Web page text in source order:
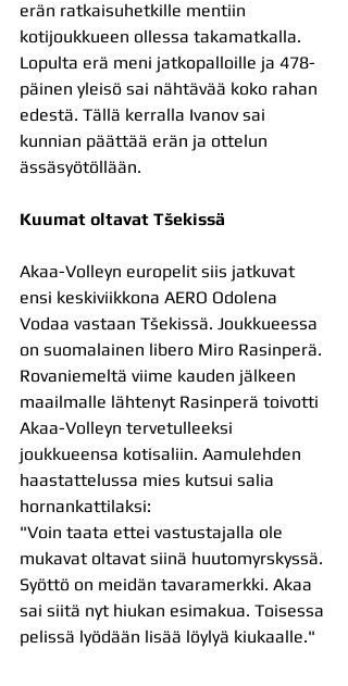
erän ratkaisuhetkille mentiin
kotijoukkueen ollessa takamatkalla.
Lopulta erä meni jatkopalloille ja 478-
päinen yleisö sai nähtävää koko rahan
edestä. Tällä kerralla Ivanov sai
kunnian päättää erän ja ottelun
ässäsyötöllään.
Kuumat oltavat Tšekissä
Akaa-Volleyn europelit siis jatkuvat
ensi keskiviikkona AERO Odolena
Vodaa vastaan Tšekissä. Joukkueessa
on suomalainen libero Miro Rasinperä.
Rovaniemeltä viime kauden jälkeen
maailmalle lähtenyt Rasinperä toivotti
Akaa-Volleyn tervetulleeksi
joukkueensa kotisaliin. Aamulehden
haastattelussa mies kutsui salia
hornankattilaksi:
"Voin taata ettei vastustajalla ole
mukavat oltavat siinä huutomyrskyssä.
Syöttö on meidän tavaramerkki. Akaa
sai siitä nyt hiukan esimakua. Toisessa
pelissä lyödään lisää löylyä kiukaalle."